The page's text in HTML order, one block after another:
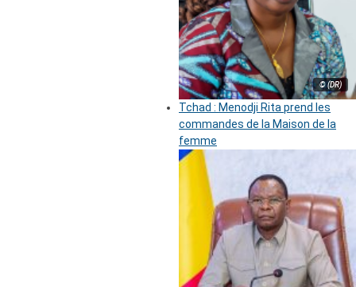
© (DR)
Tchad : Menodji Rita prend les
commandes de la Maison de la
femme